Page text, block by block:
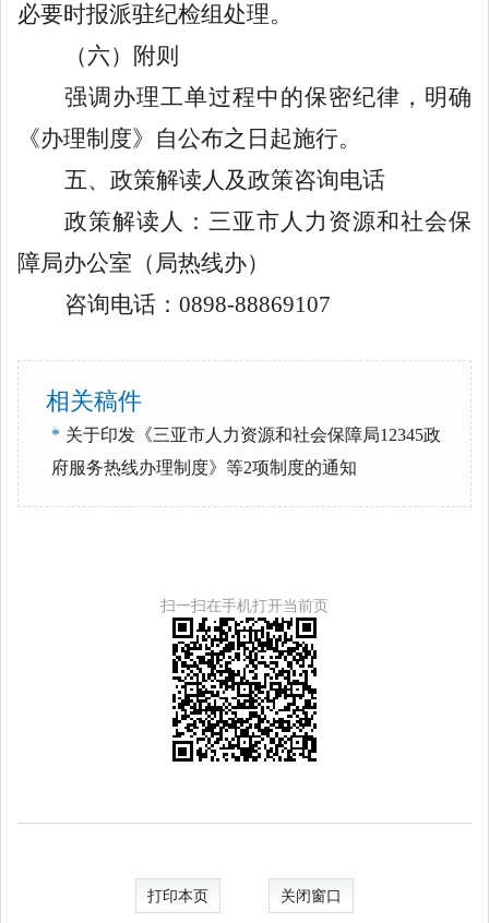
必要时报派驻纪检组处理。
（六）附则
强调办理工单过程中的保密纪律，明确
《办理制度》自公布之日起施行。
五、政策解读人及政策咨询电话
政策解读人：三亚市人力资源和社会保
障局办公室（局热线办）
咨询电话： 0898-88869107
相关稿件
* 关于印发《三亚市人力资源和社会保障局12345政
府服务热线办理制度》等2项制度的通知
扫一扫在手机打开当前页
打印本页 关闭窗口